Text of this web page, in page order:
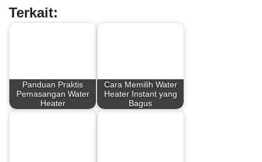
c
o
o e
A
p
Terkait:
Panduan Praktis
Pemasangan Water
Heater
Cara Memilih Water
Heater Instant yang
Bagus